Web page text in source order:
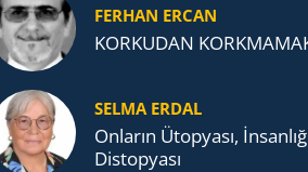
FERHAN ERCAN
KORKUDAN
SELMA ERDAL
Onların Ütopyası,
Distopyası